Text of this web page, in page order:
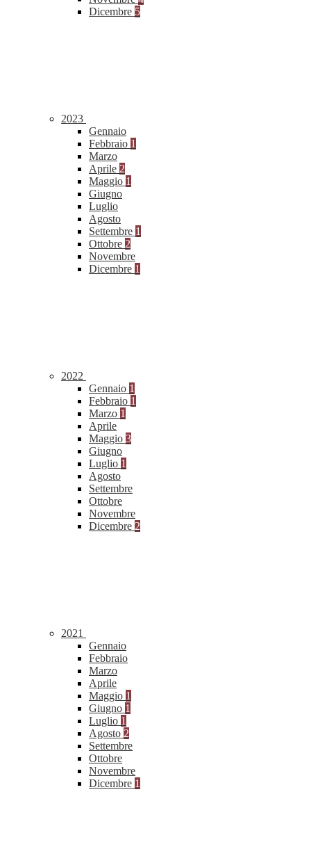
Dicembre 5
2023
Gennaio
Febbraio 1
Marzo
Aprile 2
Maggio 1
Giugno
Luglio
Agosto
Settembre 1
Ottobre 2
Novembre
Dicembre 1
2022
Gennaio 1
Febbraio 1
Marzo 1
Aprile
Maggio 3
Giugno
Luglio 1
Agosto
Settembre
Ottobre
Novembre
Dicembre 2
2021
Gennaio
Febbraio
Marzo
Aprile
Maggio 1
Giugno 1
Luglio 1
Agosto 2
Settembre
Ottobre
Novembre
Dicembre 1